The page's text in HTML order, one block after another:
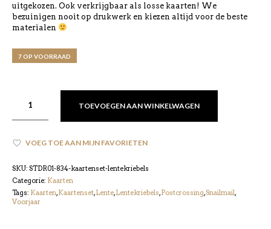
uitgekozen. Ook verkrijgbaar als losse kaarten! We
bezuinigen nooit op drukwerk en kiezen altijd voor de beste
materialen
7 OP VOORRAAD
TOEVOEGEN AAN WINKELWAGEN
VOEG TOE AAN MIJN FAVORIETEN
SKU: STDR01-834-kaartenset-lentekriebels
Categorie: Kaarten
Tags: Kaarten,Kaartenset,Lente,Lentekriebels,Postcrossing,Snailmail,
Voorjaar